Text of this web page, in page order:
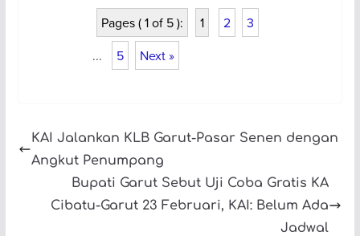
Pages ( 1 of 5 ): 1 2
3
...
5 Next »
KAI Jalankan KLB Garut-Pasar Senen dengan
Angkut Penumpang
Bupati Garut Sebut Uji Coba Gratis KA
Cibatu-Garut 23 Februari, KAI: Belum Ada
Jadwal